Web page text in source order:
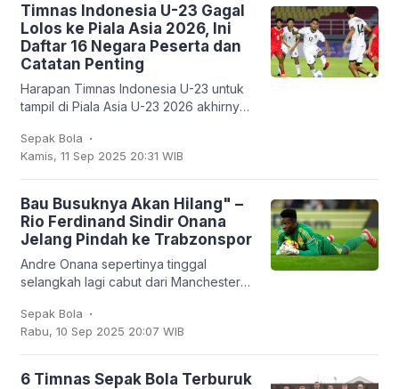
Timnas Indonesia U-23 Gagal
Lolos ke Piala Asia 2026, Ini
Daftar 16 Negara Peserta dan
Catatan Penting
Harapan Timnas Indonesia U-23 untuk
tampil di Piala Asia U-23 2026 akhirnya
mampu finis sebagai runner-up Grup J
dengan empat
Sepak Bola .
Kamis, 11 Sep 2025 20:31 WIB
Bau Busuknya Akan Hilang" –
Rio Ferdinand Sindir Onana
Jelang Pindah ke Trabzonspor
Andre Onana sepertinya tinggal
selangkah lagi cabut dari Manchester
dipinjamkan ke klub Turki,
Trabzonspor. Dan
Sepak Bola .
Rabu, 10 Sep 2025 20:07 WIB
6 Timnas Sepak Bola Terburuk